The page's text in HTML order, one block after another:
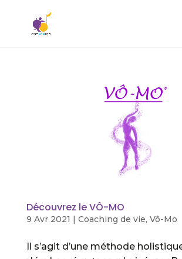
Découvrez le VÔ-MO
9 Avr 2021 | Coaching de vie, Vô-Mo
Il s’agit d’une méthode